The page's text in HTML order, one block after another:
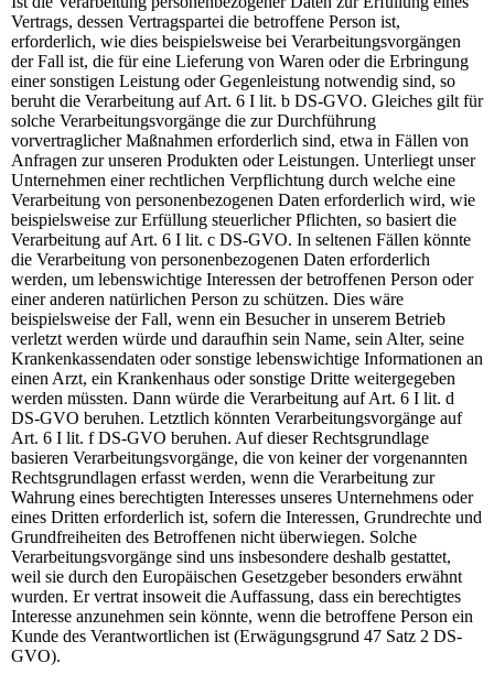
Vertrags, dessen Vertragspartei die betroffene Person ist,
erforderlich, wie dies beispielsweise bei Verarbeitungsvorgängen
der Fall ist, die für eine Lieferung von Waren oder die Erbringung
einer sonstigen Leistung oder Gegenleistung notwendig sind, so
beruht die Verarbeitung auf Art. 6 I lit. b DS-GVO. Gleiches gilt für
solche Verarbeitungsvorgänge die zur Durchführung
vorvertraglicher Maßnahmen erforderlich sind, etwa in Fällen von
Anfragen zur unseren Produkten oder Leistungen. Unterliegt unser
Unternehmen einer rechtlichen Verpflichtung durch welche eine
Verarbeitung von personenbezogenen Daten erforderlich wird, wie
beispielsweise zur Erfüllung steuerlicher Pflichten, so basiert die
Verarbeitung auf Art. 6 I lit. c DS-GVO. In seltenen Fällen könnte
die Verarbeitung von personenbezogenen Daten erforderlich
werden, um lebenswichtige Interessen der betroffenen Person oder
einer anderen natürlichen Person zu schützen. Dies wäre
beispielsweise der Fall, wenn ein Besucher in unserem Betrieb
verletzt werden würde und daraufhin sein Name, sein Alter, seine
Krankenkassendaten oder sonstige lebenswichtige Informationen an
einen Arzt, ein Krankenhaus oder sonstige Dritte weitergegeben
werden müssten. Dann würde die Verarbeitung auf Art. 6 I lit. d
DS-GVO beruhen. Letztlich könnten Verarbeitungsvorgänge auf
Art. 6 I lit. f DS-GVO beruhen. Auf dieser Rechtsgrundlage
basieren Verarbeitungsvorgänge, die von keiner der vorgenannten
Rechtsgrundlagen erfasst werden, wenn die Verarbeitung zur
Wahrung eines berechtigten Interesses unseres Unternehmens oder
eines Dritten erforderlich ist, sofern die Interessen, Grundrechte und
Grundfreiheiten des Betroffenen nicht überwiegen. Solche
Verarbeitungsvorgänge sind uns insbesondere deshalb gestattet,
weil sie durch den Europäischen Gesetzgeber besonders erwähnt
wurden. Er vertrat insoweit die Auffassung, dass ein berechtigtes
Interesse anzunehmen sein könnte, wenn die betroffene Person ein
Kunde des Verantwortlichen ist (Erwägungsgrund 47 Satz 2 DS-
GVO).